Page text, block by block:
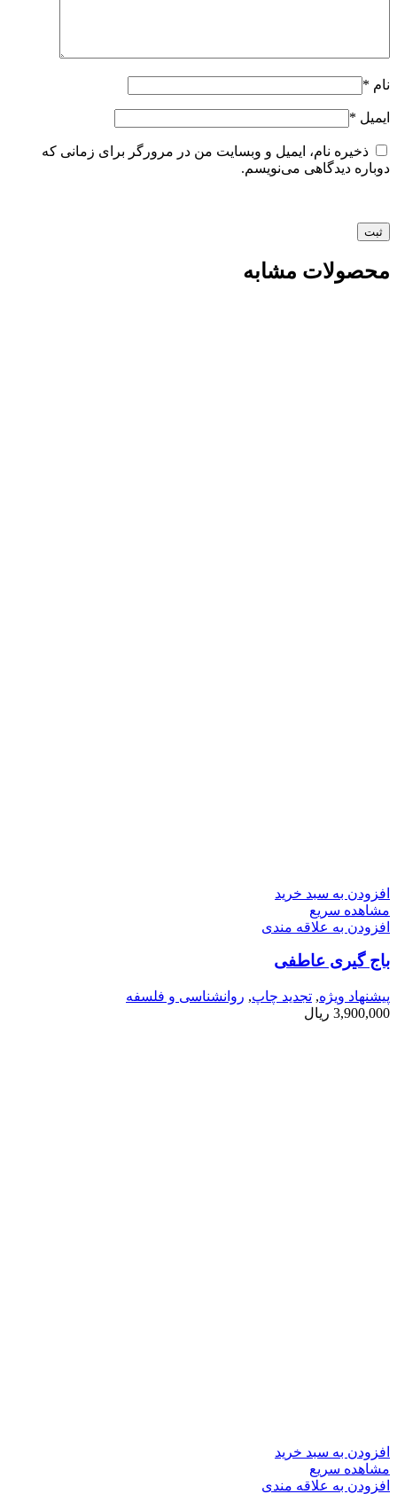
نام *
ایمیل *
ذخیره نام، ایمیل و وبسایت من در مرورگر برای زمانی که
دوباره دیدگاهی می‌نویسم.
محصولات مشابه
افزودن به سبد خرید
مشاهده سریع
افزودن به علاقه مندی
باج گیری عاطفی
پیشنهاد ویژه, تجدید چاپ, روانشناسی و فلسفه
3,900,000 ریال
افزودن به سبد خرید
مشاهده سریع
افزودن به علاقه مندی